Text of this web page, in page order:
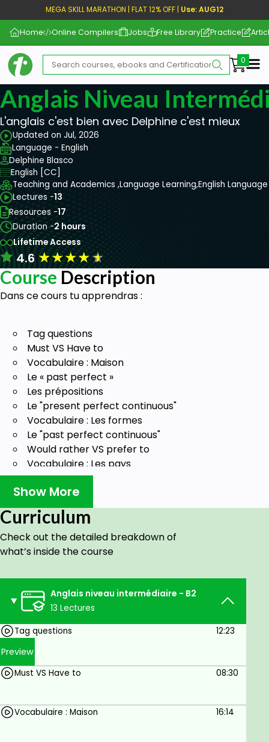
MEGA SKILL MARATHON | FLAT 12% OFF | Use: AUG12
Home Online Compilers Jobs Free Library Practice
Anglais Niveau
L'anglais c'est bien avec Delphine c'est mieux
Updated on Jul, 2026
Language - English
Delphine Blasco
English [CC]
Teaching and Academics ,Language Learning,English Language
Lectures -13
Resources -17
Duration -2 hours
Lifetime Access
4.6★★★★★
Course Description
Dans ce cours tu apprendras :
Tag questions
Must VS Have to
Vocabulaire : Maison
Le « past perfect »
Les prépositions
Le "present perfect continuous"
Vocabulaire : Les formes
Le "past perfect continuous"
Would rather VS prefer to
Vocabulaire : Les pays
Les prépositions part 2
Les adjectifs forts
Much VS Many
Goals
anglais.
Apprendre plus de conjugaison, de grammaire et de
vocabulaire pour avoir des discussions plus difficile.
Prerequisites
Tu dois avoir un niveau B1 pour participer à ce cours
Show More
Curriculum
Check out the detailed breakdown of
what’s inside the course
Anglais niveau intermédiaire - B2
13 Lectures
Tag questions
12:23
Preview
Must VS Have to 08:30
Vocabulaire : Maison 16:14